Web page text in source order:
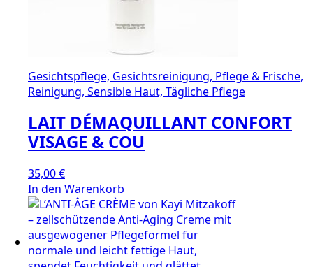
Gesichtspflege, Gesichtsreinigung, Pflege & Frische,
Reinigung, Sensible Haut, Tägliche Pflege
LAIT DÉMAQUILLANT CONFORT
VISAGE & COU
35,00€
In den Warenkorb